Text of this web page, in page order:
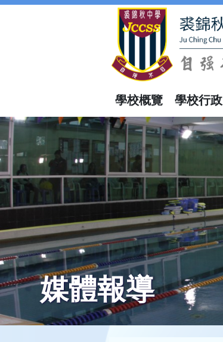
學校概覽 學校行政
媒體報導